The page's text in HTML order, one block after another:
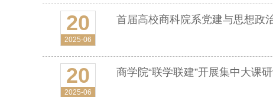
20
2025-06
首届高校商科院系党建与思想政
20
2025-06
商学院“联学联建”开展集中大课